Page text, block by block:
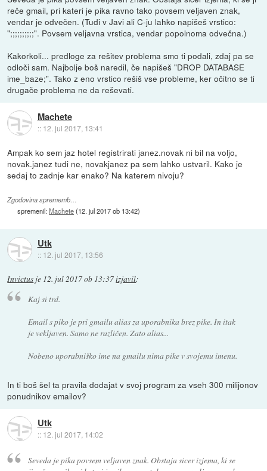
reče gmail, pri kateri je pika ravno tako povsem veljaven znak,
vendar je odvečen. (Tudi v Javi ali C-ju lahko napišeš vrstico:
";;;;;;;;;;". Povsem veljavna vrstica, vendar popolnoma odvečna.)
Kakorkoli... predloge za rešitev problema smo ti podali, zdaj pa se
odloči sam. Najbolje boš naredil, če napišeš "DROP DATABASE
ime_baze;". Tako z eno vrstico rešiš vse probleme, ker očitno se ti
drugače problema ne da reševati.
Machete
:: 12. jul 2017, 13:41
Ampak ko sem jaz hotel registrirati janez.novak ni bil na voljo,
novak.janez tudi ne, novakjanez pa sem lahko ustvaril. Kako je
sedaj to zadnje kar enako? Na katerem nivoju?
Zgodovina sprememb…
spremenil:Machete(12. jul 2017 ob 13:42)
Utk
:: 12. jul 2017, 13:56
Invictus je 12. jul 2017 ob 13:37izjavil:
Kaj si trd.
Email s piko je pri gmailu alias za uporabnika brez pike. In itak
je vekljaven. Samo ne različen. Zato alias...
Nobeno uporabniško ime na gmailu nima pike v svojemu imenu.
In ti boš šel ta pravila dodajat v svoj program za vseh 300 milijonov
ponudnikov emailov?
Utk
:: 12. jul 2017, 14:02
Seveda je pika povsem veljaven znak. Obstaja sicer izjema, ki se